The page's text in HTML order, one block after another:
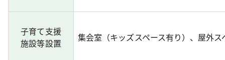
子育て支援
施設等設置
集会室（キッズスペース有り）、屋外ス